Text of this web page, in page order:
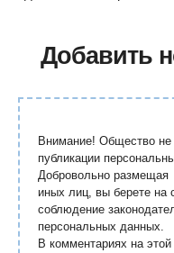
Добавить
Внимание! Общество не
публикации
Добровольно
иных лиц, вы берете на
соблюдение
персональных данных.
В комментариях на